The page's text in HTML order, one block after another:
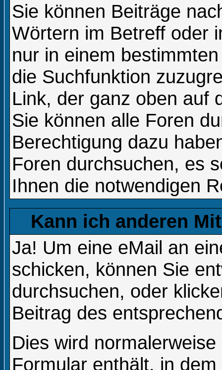
Sie können Beiträge
Wörtern im Betreff oder
nur in einem
die Suchfunktion
Link, der ganz oben auf
Sie können alle Foren
Berechtigung dazu
Foren durchsuchen, es
Ihnen die notwendigen
Kann ich anderen
Ja! Um eine eMail an
schicken, können Sie
durchsuchen, oder
Beitrag des
Dies wird
Formular enthält, in